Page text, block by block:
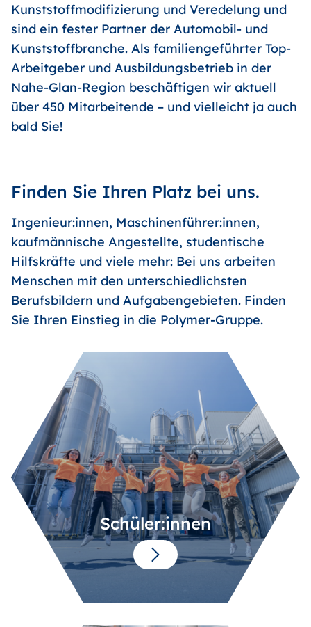
Kunststoffmodifizierung und Veredelung und
sind ein fester Partner der Automobil- und
Kunststoffbranche. Als familiengeführter Top-
Arbeitgeber und Ausbildungsbetrieb in der
Nahe-Glan-Region beschäftigen wir aktuell
über 450 Mitarbeitende – und vielleicht ja auch
bald Sie!
Finden Sie Ihren Platz bei uns.
Ingenieur:innen, Maschinenführer:innen,
kaufmännische Angestellte, studentische
Hilfskräfte und viele mehr: Bei uns arbeiten
Menschen mit den unterschiedlichsten
Berufsbildern und Aufgabengebieten. Finden
Sie Ihren Einstieg in die Polymer-Gruppe.
Schüler:innen